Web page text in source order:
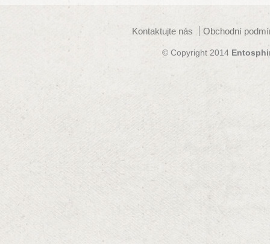
Kontaktujte nás Obchodní
© Copyright 2014